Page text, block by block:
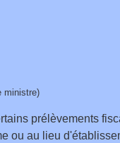
ministre)
prélèvements
ou au lieu